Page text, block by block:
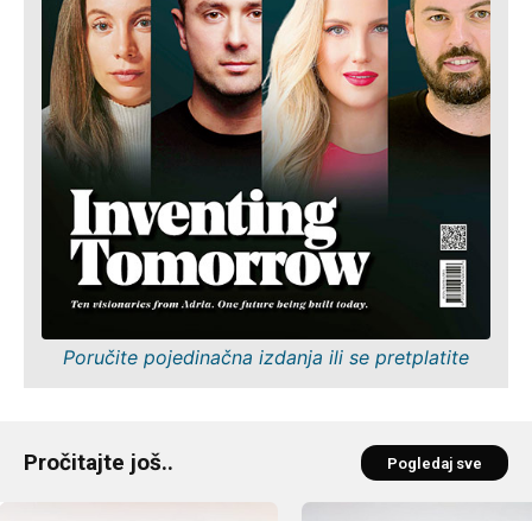
Poručite pojedinačna izdanja ili se pretplatite
Pročitajte još.. Pogledaj sve